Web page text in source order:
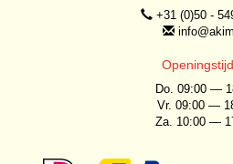
+31 (0)50 -
Do. 09:00 —
Vr. 09:00 —
Za. 10:00 —